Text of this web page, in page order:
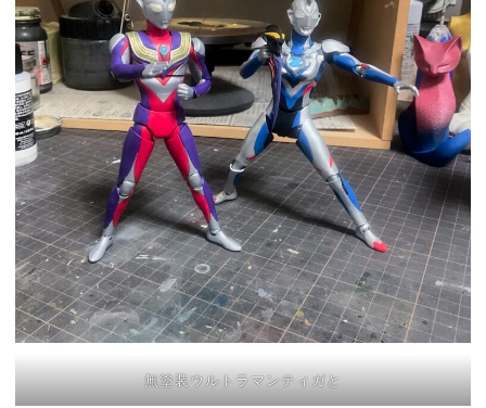
無塗装ウルトラマンティガと